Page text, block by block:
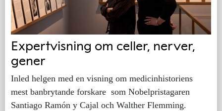
Expertvisning om celler, nerver,
gener
Inled helgen med en visning om medicinhistoriens
mest banbrytande forskare som Nobelpristagaren
Santiago Ramón y Cajal och Walther Flemming.